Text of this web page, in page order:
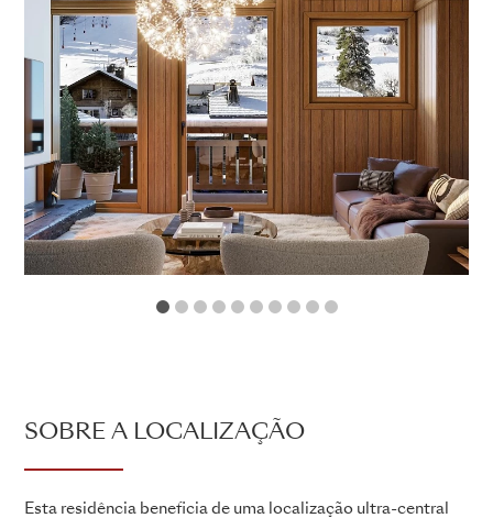
1 2 3 4 5 6 7
SOBRE A LOCALIZAÇÃO
Esta residência beneficia de uma localização ultra-central